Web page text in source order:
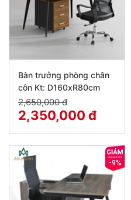
Bàn trưởng phòng chân
côn Kt: D160xR80cm
2,650,000 đ
2,350,000 đ
-9%